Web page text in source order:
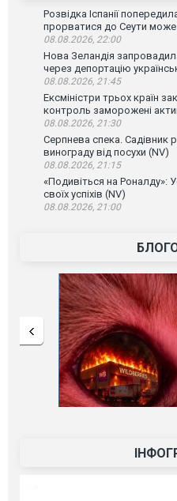
Розвідка Іспанії
прорватися до Сеути
08.08.2026, 22:00
Нова Зеландія
через депортацію
08.08.2026, 21:45
Ексміністри трьох країн
контроль заморожені
08.08.2026, 21:30
Серпнева спека. Садівник
винограду від посухи (NV)
08.08.2026, 21:15
«Подивіться на Роналду»:
своїх успіхів (NV)
08.08.2026, 21:00